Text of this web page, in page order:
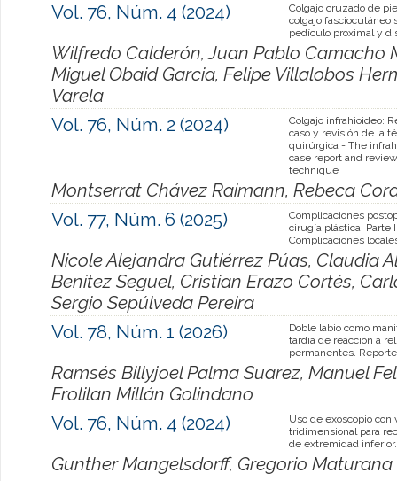
Vol. 76, Núm. 4 (2024)
Colgajo cruzado de
colgajo fasciocutáneo
pedículo proximal y
Wilfredo Calderón, Juan Pablo Camacho
Miguel Obaid Garcia, Felipe Villalobos
Varela
Vol. 76, Núm. 2 (2024)
Colgajo infrahioideo:
caso y revisión de la
quirúrgica - The
case report and
technique
Montserrat Chávez Raimann, Rebeca
Vol. 77, Núm. 6 (2025)
Complicaciones
cirugía plástica. Parte
Complicaciones
Nicole Alejandra Gutiérrez Púas, Claudia
Benítez Seguel, Cristian Erazo Cortés,
Sergio Sepúlveda Pereira
Vol. 78, Núm. 1 (2026)
Doble labio como
tardía de reacción a
permanentes.
Ramsés Billyjoel Palma Suarez, Manuel
Frolilan Millán Golindano
Vol. 76, Núm. 4 (2024)
Uso de exoscopio con
tridimensional para
de extremidad
Gunther Mangelsdorff, Gregorio